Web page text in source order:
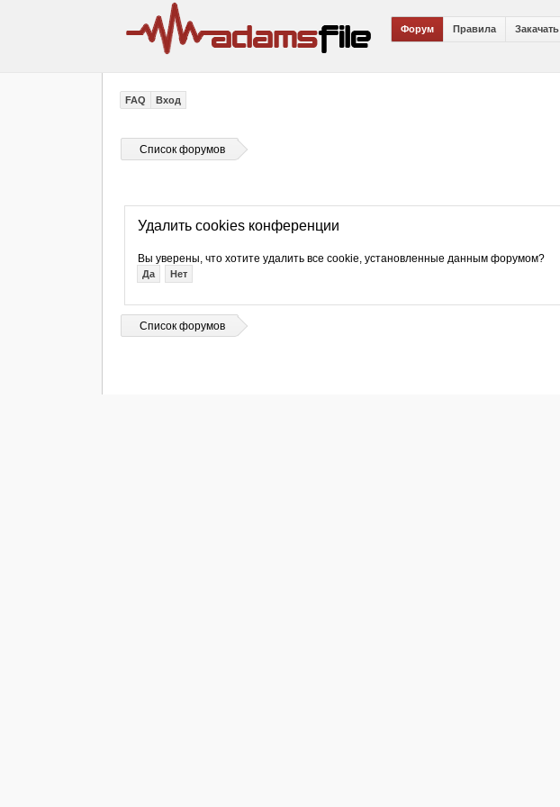
Форум Правила Закачать
FAQ Вход
Список форумов
Удалить cookies конференции
Вы уверены, что хотите удалить все cookie, установленные данным форумом?
Список форумов